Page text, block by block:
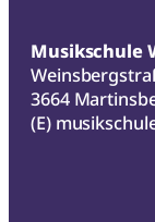
Musikschule
3664
(E)